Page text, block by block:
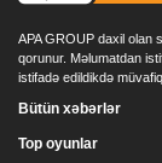
APA GROUP daxil olan
qorunur. Məlumatdan
istifadə edildikdə
Bütün xəbərlər
Top oyunlar